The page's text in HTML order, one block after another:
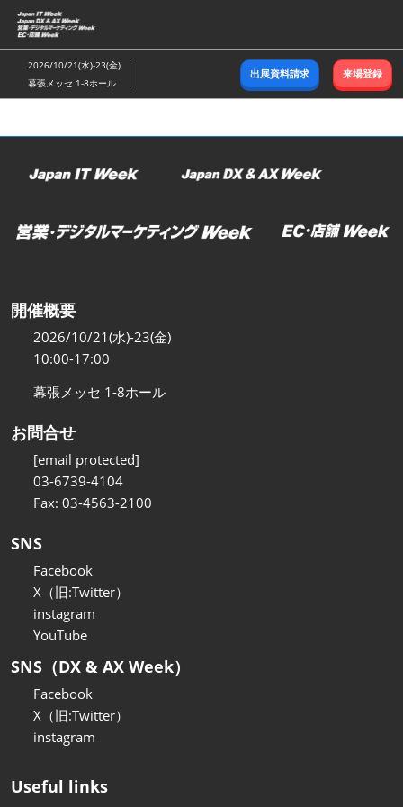
ス
キ
ッ
し
2026/10/21(水)-23(金)
幕張メッセ 1-8ホール
出展資料請求 来場登録
開催概要
2026/10/21(水)-23(金)
10:00-17:00
幕張メッセ 1-8ホール
お問合せ
[email protected]
03-6739-4104
Fax: 03-4563-2100
SNS
Facebook
X（旧:Twitter）
instagram
YouTube
SNS（DX & AX Week）
Facebook
X（旧:Twitter）
instagram
Useful links